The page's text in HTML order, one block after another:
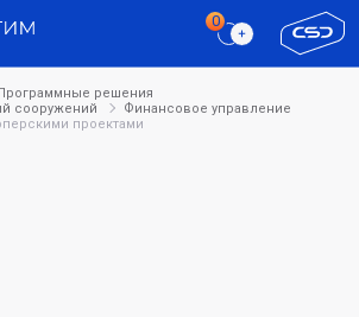
решения
сооружений
Финансовое управление
проектами